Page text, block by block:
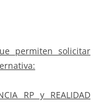
permiten solicitar
RP y REALIDAD